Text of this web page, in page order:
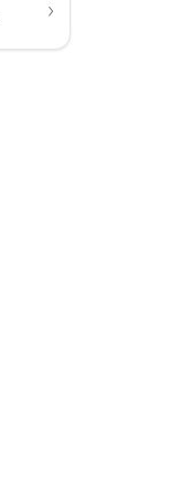
›